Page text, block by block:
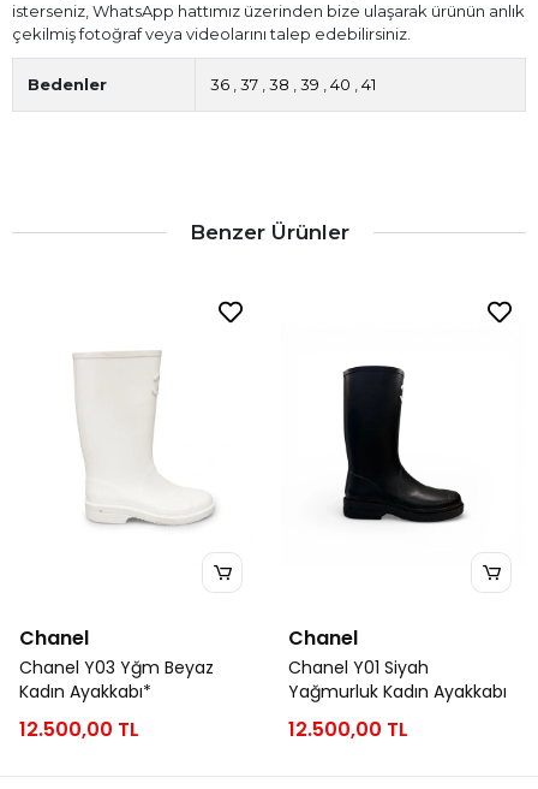
isterseniz, WhatsApp hattımız üzerinden bize ulaşarak ürünün anlık
çekilmiş fotoğraf veya videolarını talep edebilirsiniz.
Bedenler 36 37 38 39 40 41
Benzer Ürünler
Chanel
Chanel Y03 Yğm Beyaz
Kadın Ayakkabı*
12.500,00 TL
Chanel
Chanel Y01 Siyah
Yağmurluk Kadın Ayakkabı
12.500,00 TL